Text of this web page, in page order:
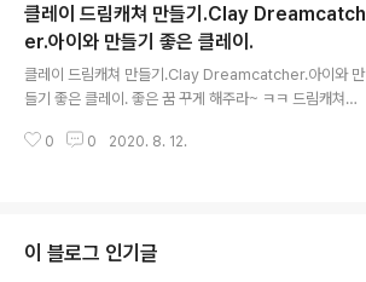
는 법은 쉬우니까요~ 집콕하시면서 아이들과 함께 만들어
보세요~ ★채널구독은? http://bit.ly/방과후공예협회 ★
클레이아트 모든 영상은? http://bit.ly/클레이아트 ★네이
버까페: https://cafe.naver.com/dasom02 ★블로그:
https://blog.naver.com/dasomdur ★인플루언서: h
ttps://in.naver.com/..
클레이 드림캐쳐 만들기.Clay Dreamcatch
er.아이와 만들기 좋은 클레이.
클레이 드림캐쳐 만들기.Clay Dreamcatcher.아이와 만
들기 좋은 클레이. 좋은 꿈 꾸게 해주라~ ㅋㅋ 드림캐쳐입
습니다. 스티커 요런거 붙이는 거 너~~~ 무 좋아하거든요
후공예협회 ★클레이아트 모든 영상은? http://bit.ly/클레
이아트 ★네이버까페: https://cafe.naver.com/daso
0 0 2020. 8. 12.
이 블로그 인기글